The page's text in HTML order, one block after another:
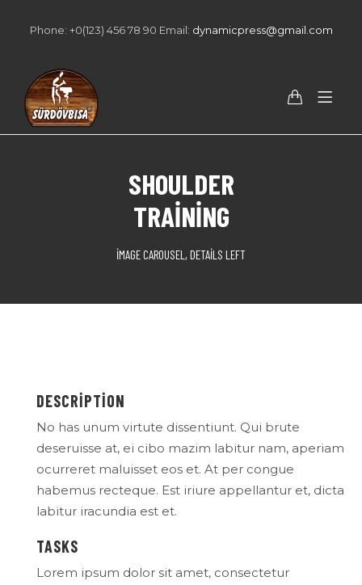
Phone: +0(123) 456 78 90 Email: dynamicpress@gmail.com
SHOULDER
TRAINING
IMAGE CAROUSEL, DETAILS LEFT
DESCRIPTION
No has unum virtute dissentiunt. Qui brute
deseruisse at, ei cibo mazim labitur nam, aperiam
ocurreret maluisset eos et. At per congue
habemus recteque. Est iriure appellantur et, dicta
labitur iracundia est et.
TASKS
Lorem ipsum dolor sit amet, consectetur